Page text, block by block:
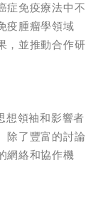
症免疫療法中不
疫腫瘤學領域
，並推動合作研
想領袖和影響者
除了豐富的討論
網絡和協作機